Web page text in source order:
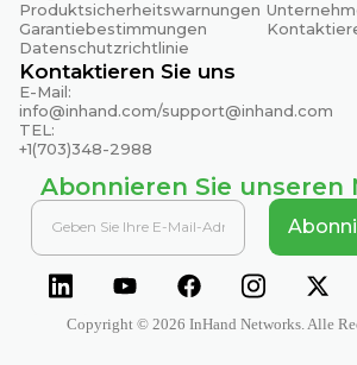
Produktsicherheitswarnungen
Garantiebestimmungen
Datenschutzrichtlinie
Kontaktieren Sie uns
E-Mail:
info@inhand.com/support@inhand.com
TEL:
+1(703)348-2988
Abonnieren Sie unseren
Copyright © 2026 InHand Networks. Alle